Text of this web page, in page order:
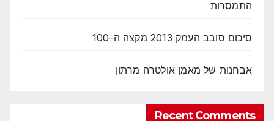
התמסרות
סיכום סובב העמק 2013 מקצה ה-100
אבחנות של מאמן אולטרה מרתון
Recent Comments